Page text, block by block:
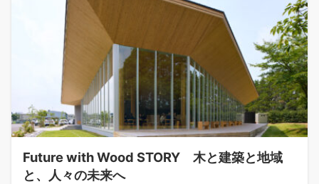
Future with Wood STORY 木と建築と地域
と、人々の未来へ